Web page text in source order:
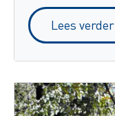
Lees verder